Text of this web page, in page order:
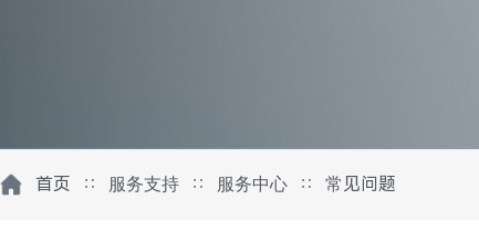
首页 ∷ 服务支持 ∷ 服务中心 ∷ 常见问题